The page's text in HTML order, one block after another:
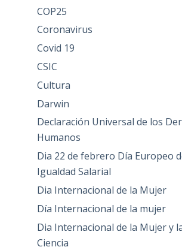
COP25
Coronavirus
Covid 19
CSIC
Cultura
Darwin
Declaración Universal de los
Humanos
Dia 22 de febrero Día Europeo
Igualdad Salarial
Dia Internacional de la Mujer
Día Internacional de la mujer
Dia Internacional de la Mujer y
Ciencia